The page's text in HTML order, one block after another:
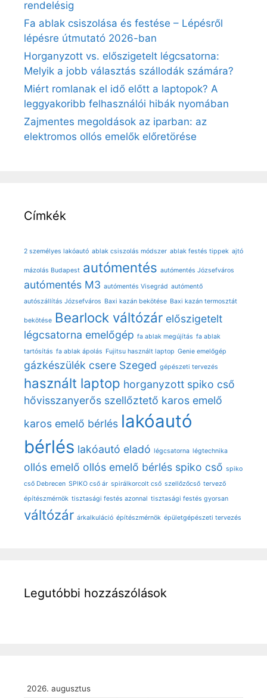
rendelésig
Fa ablak csiszolása és festése – Lépésről
lépésre útmutató 2026-ban
Horganyzott vs. előszigetelt légcsatorna:
Melyik a jobb választás szállodák számára?
Miért romlanak el idő előtt a laptopok? A
leggyakoribb felhasználói hibák nyomában
Zajmentes megoldások az iparban: az
elektromos ollós emelők előretörése
Címkék
2 személyes lakóautó ablak csiszolás módszer ablak festés tippek ajtó
mázolás Budapest autómentés autómentés Józsefváros
autómentés M3 autómentés Visegrád autómentő
autószállítás Józsefváros Baxi kazán bekötése Baxi kazán termosztát
bekötése Bearlock váltózár előszigetelt
légcsatorna emelőgép fa ablak megújítás fa ablak
tartósítás fa ablak ápolás Fujitsu használt laptop Genie emelőgép
gázkészülék csere Szeged gépészeti tervezés
használt laptop horganyzott spiko cső
hővisszanyerős szellőztető karos emelő
karos emelő bérlés lakóautó
bérlés lakóautó eladó légcsatorna légtechnika
ollós emelő ollós emelő bérlés spiko cső spiko
cső Debrecen SPIKO cső ár spirálkorcolt cső szellőzőcső tervező
építészmérnök tisztasági festés azonnal tisztasági festés gyorsan
váltózár árkalkuláció építészmérnök épületgépészeti tervezés
Legutóbbi hozzászólások
2026. augusztus